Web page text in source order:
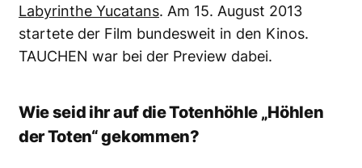
Labyrinthe Yucatans. Am 15. August 2013
startete der Film bundesweit in den Kinos.
TAUCHEN war bei der Preview dabei.
Wie seid ihr auf die Totenhöhle „Höhlen
der Toten“ gekommen?